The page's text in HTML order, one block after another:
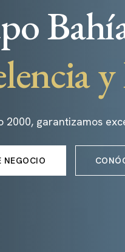
2000, garantizamos
NEGOCIO